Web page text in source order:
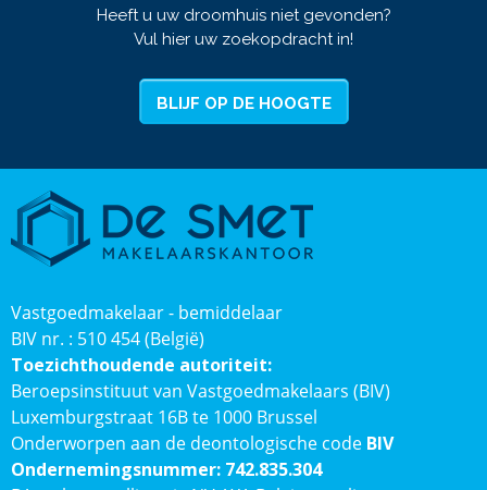
Heeft u uw droomhuis niet gevonden?
Vul hier uw zoekopdracht in!
BLIJF OP DE HOOGTE
Vastgoedmakelaar - bemiddelaar
BIV nr. : 510 454 (België)
Toezichthoudende autoriteit:
Beroepsinstituut van Vastgoedmakelaars (BIV)
Luxemburgstraat 16B te 1000 Brussel
Onderworpen aan de deontologische code BIV
Ondernemingsnummer: 742.835.304